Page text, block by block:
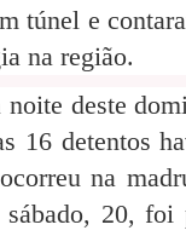
túnel e
na região.
noite deste
16 detentos
na
sábado, 20,